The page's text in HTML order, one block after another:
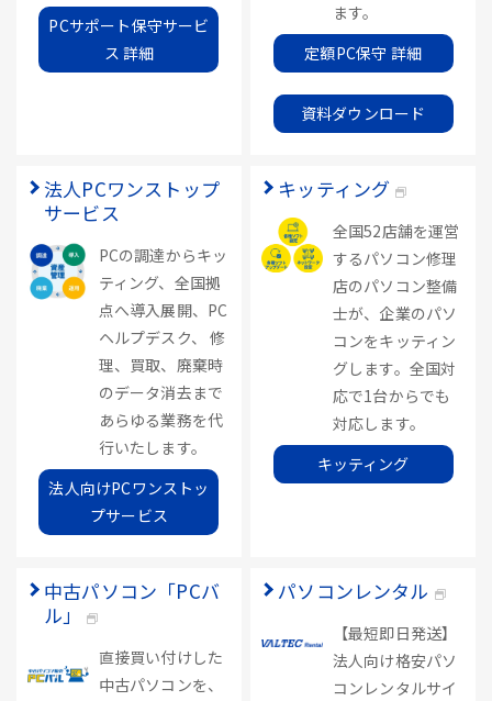
PCサポート保守サービ
ス 詳細
ます。
定額PC保守 詳細
資料ダウンロード
法人PCワンストップ
サービス
PCの調達からキッ
ティング、全国拠
点へ導入展開、PC
ヘルプデスク、 修
理、買取、廃棄時
のデータ消去まで
あらゆる業務を代
行いたします。
法人向けPCワンストッ
プサービス
キッティング
全国52店舗を運営
するパソコン修理
店のパソコン整備
士が、企業のパソ
コンをキッティン
グします。全国対
応で1台からでも
対応します。
キッティング
中古パソコン「PCバ
ル」
直接買い付けした
中古パソコンを、
パソコンレンタル
【最短即日発送】
法人向け格安パソ
コンレンタルサイ